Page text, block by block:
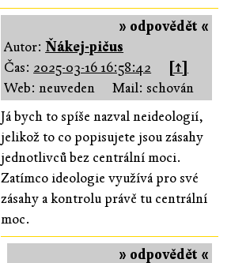
» odpovědět «
Autor:Ňákej-pičus
Čas: 2025-03-16 16:58:42
[↑]
Web: neuveden
Mail: schován
Já bych to spíše nazval neideologií,
jelikož to co popisujete jsou zásahy
jednotlivců bez centrální moci.
Zatímco ideologie využívá pro své
zásahy a kontrolu právě tu centrální
moc.
» odpovědět «